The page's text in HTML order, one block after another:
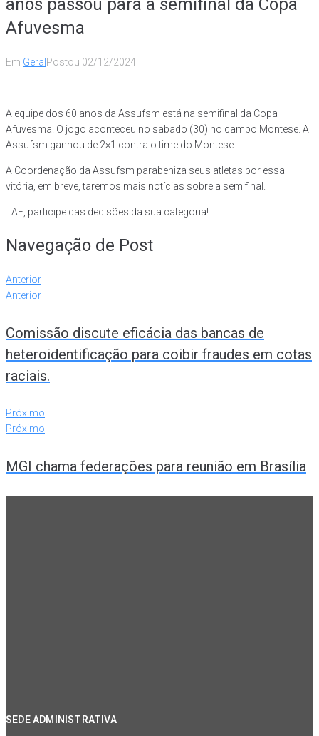
anos passou para a semifinal da Copa
Afuvesma
Em Geral Postou 02/12/2024
A equipe dos 60 anos da Assufsm está na semifinal da Copa
Afuvesma. O jogo aconteceu no sabado (30) no campo Montese. A
Assufsm ganhou de 2×1 contra o time do Montese.
A Coordenação da Assufsm parabeniza seus atletas por essa
vitória, em breve, taremos mais notícias sobre a semifinal.
TAE, participe das decisões da sua categoria!
Navegação de Post
Anterior
Anterior
Comissão discute eficácia das bancas de
heteroidentificação para coibir fraudes em cotas
raciais.
Próximo
Próximo
MGI chama federações para reunião em Brasília
SEDE ADMINISTRATIVA